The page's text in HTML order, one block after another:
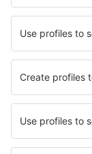
Cele mai bune
Cazare în Doogort
Cazare în
Cazare în Kanal